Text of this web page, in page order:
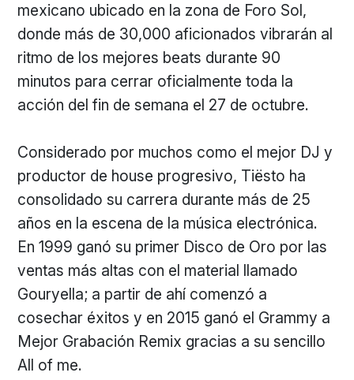
mexicano ubicado en la zona de Foro Sol,
donde más de 30,000 aficionados vibrarán al
ritmo de los mejores beats durante 90
minutos para cerrar oficialmente toda la
acción del fin de semana el 27 de octubre.
Considerado por muchos como el mejor DJ y
productor de house progresivo, Tiësto ha
consolidado su carrera durante más de 25
años en la escena de la música electrónica.
En 1999 ganó su primer Disco de Oro por las
ventas más altas con el material llamado
Gouryella; a partir de ahí comenzó a
cosechar éxitos y en 2015 ganó el Grammy a
Mejor Grabación Remix gracias a su sencillo
All of me.